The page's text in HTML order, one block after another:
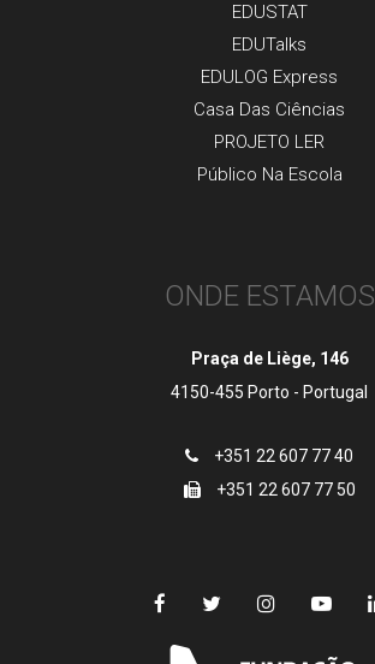
EDUSTAT
EDUTalks
EDULOG Express
Casa Das Ciências
PROJETO LER
Público Na Escola
ONDE ESTAMOS
Praça de Liège, 146
4150-455 Porto - Portugal
+351 22 607 77 40
+351 22 607 77 50